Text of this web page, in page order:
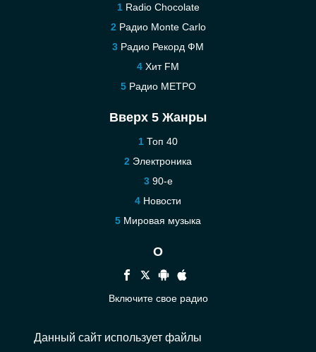
Radio Chocolate
Радио Monte Carlo
Радио Рекорд ФМ
Хит FM
Радио МЕТРО
Вверх 5 Жанры
Топ 40
Электроника
90-е
Новости
Мировая музыка
О
Включите свое радио
Связаться
Данный сайт использует файлы